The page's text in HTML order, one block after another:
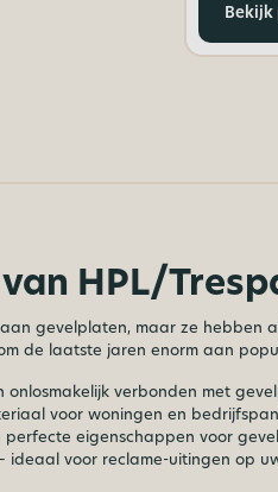
Bekijk
HPL/
gevelplaten, maar ze hebben
de laatste jaren enorm aan
onlosmakelijk verbonden met
voor woningen en
eigenschappen voor
voor reclame-uitingen op